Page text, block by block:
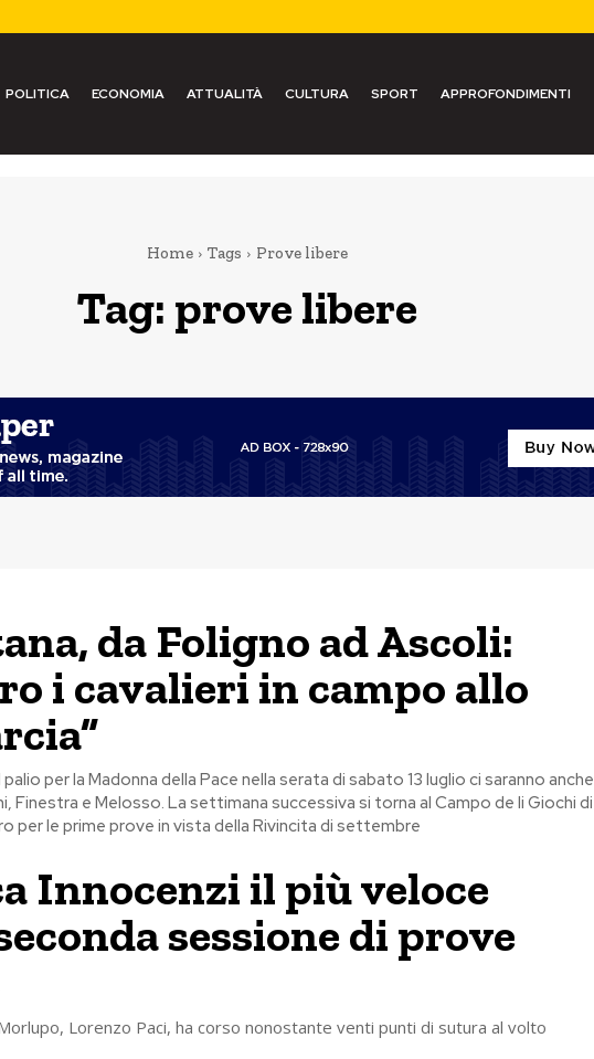
POLITICA ECONOMIA ATTUALITÀ CULTURA SPORT APPROFONDIMENTI
Home Tags Prove libere
Tag: prove libere
da Foligno ad Ascoli:
i cavalieri in campo allo
per la Madonna della Pace nella serata di sabato 13 luglio ci saranno anche
Finestra e Melosso. La settimana successiva si torna al Campo de li Giochi di
per le prime prove in vista della Rivincita di settembre
Innocenzi il più veloce
sessione di prove
Lorenzo Paci, ha corso nonostante venti punti di sutura al volto